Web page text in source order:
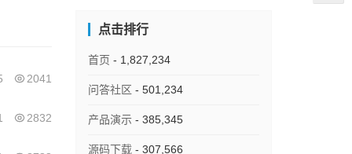
2041
2832
点击排行
首页 - 1,827,234
问答社区 - 501,234
产品演示 - 385,345
源码下载 - 307,566